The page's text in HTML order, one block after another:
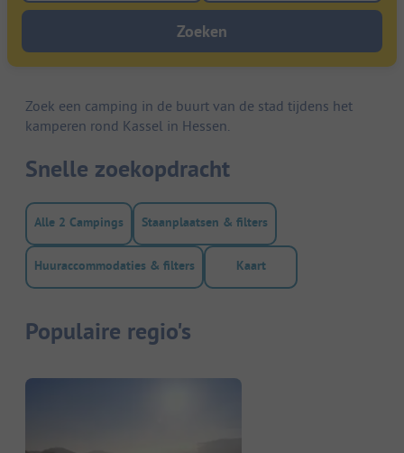
Zoeken
Zoek een camping in de buurt van de stad tijdens het
kamperen rond Kassel in Hessen.
Snelle zoekopdracht
Alle 2 Campings Staanplaatsen & filters
Huuraccommodaties & filters Kaart
Populaire regio's